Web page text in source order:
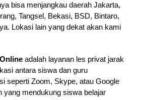
bisa menjangkau daerah Jakarta,
Tangsel, Bekasi, BSD, Bintaro,
Lokasi lain yang dekat akan kami
adalah layanan les privat jarak
antara siswa dan guru
seperti Zoom, Skype, atau Google
yang mendukung siswa belajar